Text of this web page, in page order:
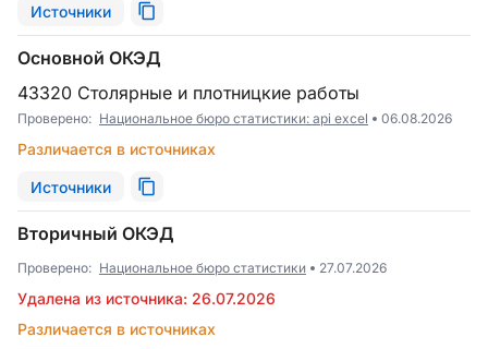
Источники
Основной ОКЭД
43320 Столярные и плотницкие работы
Проверено: Национальное бюро статистики: api excel 06.08.2026
Различается в источниках
Источники
Вторичный ОКЭД
Проверено: Национальное бюро статистики 27.07.2026
Удалена из источника: 26.07.2026
Различается в источниках